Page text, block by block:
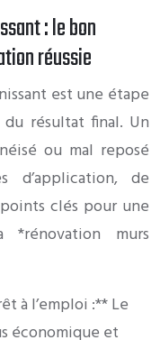
: le bon
réussie
est une étape
résultat final. Un
ou mal reposé
d’application, de
clés pour une
murs
à l’emploi :** Le
économique et